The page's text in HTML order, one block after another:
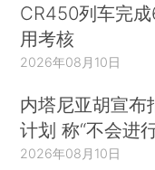
CR450列车完
用考核
2026年08月10日
内塔尼亚胡宣布
计划 称“不会进
2026年08月10日